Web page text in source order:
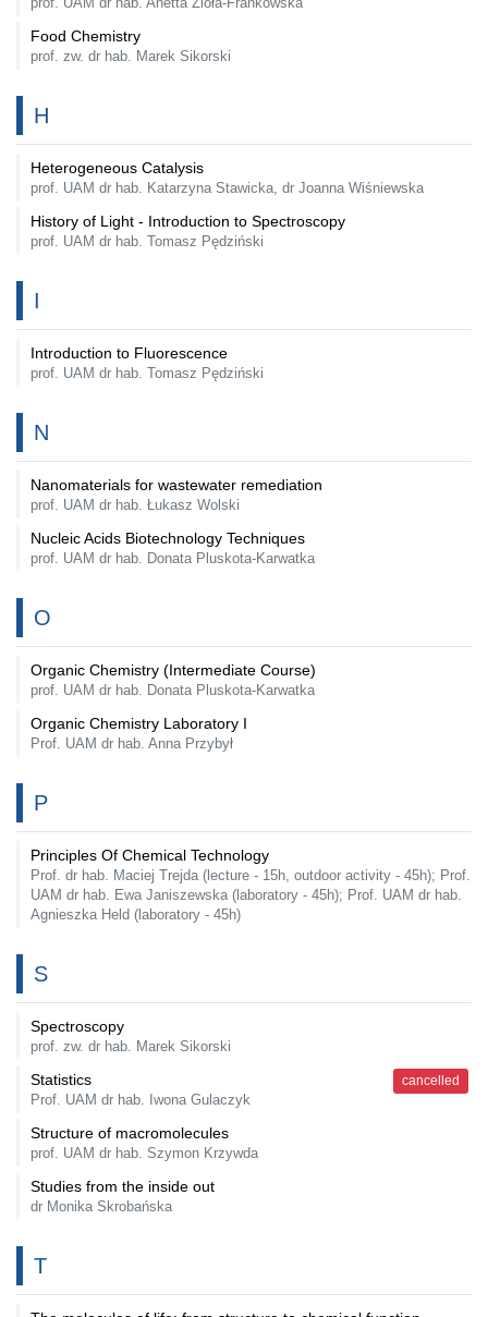
Food Chemistry
prof. zw. dr hab. Marek Sikorski
H
Heterogeneous Catalysis
prof. UAM dr hab. Katarzyna Stawicka, dr Joanna Wiśniewska
History of Light - Introduction to Spectroscopy
prof. UAM dr hab. Tomasz Pędziński
I
Introduction to Fluorescence
prof. UAM dr hab. Tomasz Pędziński
N
Nanomaterials for wastewater remediation
prof. UAM dr hab. Łukasz Wolski
Nucleic Acids Biotechnology Techniques
prof. UAM dr hab. Donata Pluskota-Karwatka
O
Organic Chemistry (Intermediate Course)
prof. UAM dr hab. Donata Pluskota-Karwatka
Organic Chemistry Laboratory I
Prof. UAM dr hab. Anna Przybył
P
Principles Of Chemical Technology
Prof. dr hab. Maciej Trejda (lecture - 15h, outdoor activity - 45h); Prof.
UAM dr hab. Ewa Janiszewska (laboratory - 45h); Prof. UAM dr hab.
Agnieszka Held (laboratory - 45h)
S
Spectroscopy
prof. zw. dr hab. Marek Sikorski
cancelled
Statistics
Prof. UAM dr hab. Iwona Gulaczyk
Structure of macromolecules
prof. UAM dr hab. Szymon Krzywda
Studies from the inside out
dr Monika Skrobańska
T